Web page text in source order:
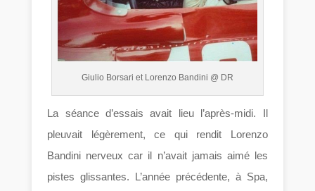
Giulio Borsari et Lorenzo Bandini @ DR
La séance d’essais avait lieu l’après-midi. Il
pleuvait légèrement, ce qui rendit Lorenzo
Bandini nerveux car il n’avait jamais aimé les
pistes glissantes. L’année précédente, à Spa,